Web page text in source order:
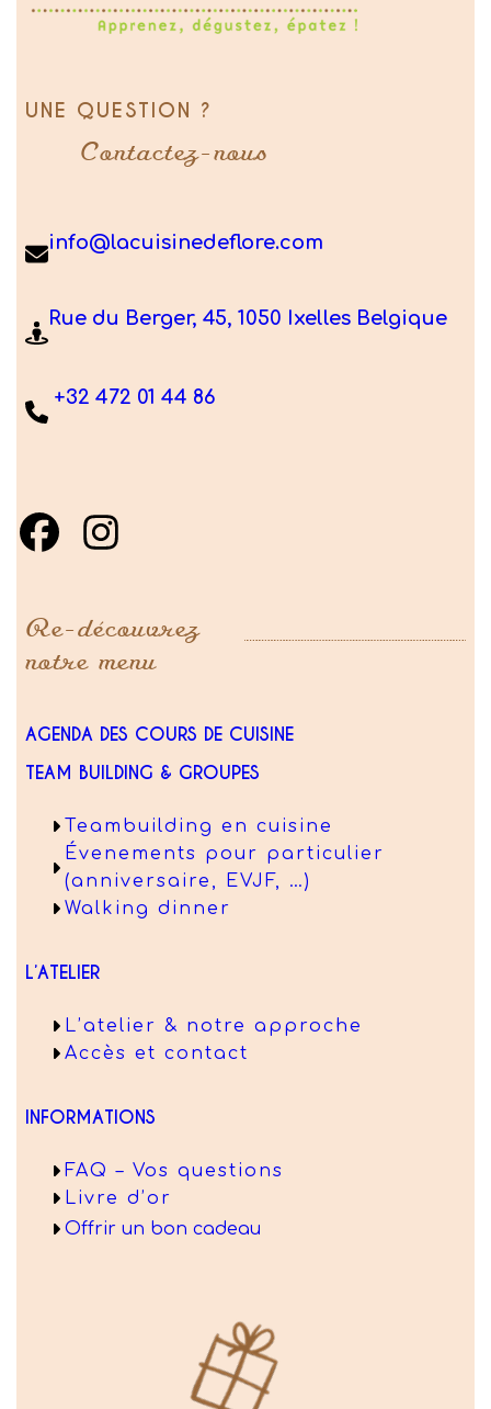
UNE QUESTION ?
Contactez-nous
info@lacuisinedeflore.com
Rue du Berger, 45, 1050 Ixelles Belgique
+32 472 01 44 86
Re-découvrez
notre menu
AGENDA DES COURS DE CUISINE
TEAM BUILDING & GROUPES
Teambuilding en cuisine
Évenements pour particulier
(anniversaire, EVJF, …)
Walking dinner
L’ATELIER
L’atelier & notre approche
Accès et contact
INFORMATIONS
FAQ – Vos questions
Livre d’or
Offrir un bon cadeau